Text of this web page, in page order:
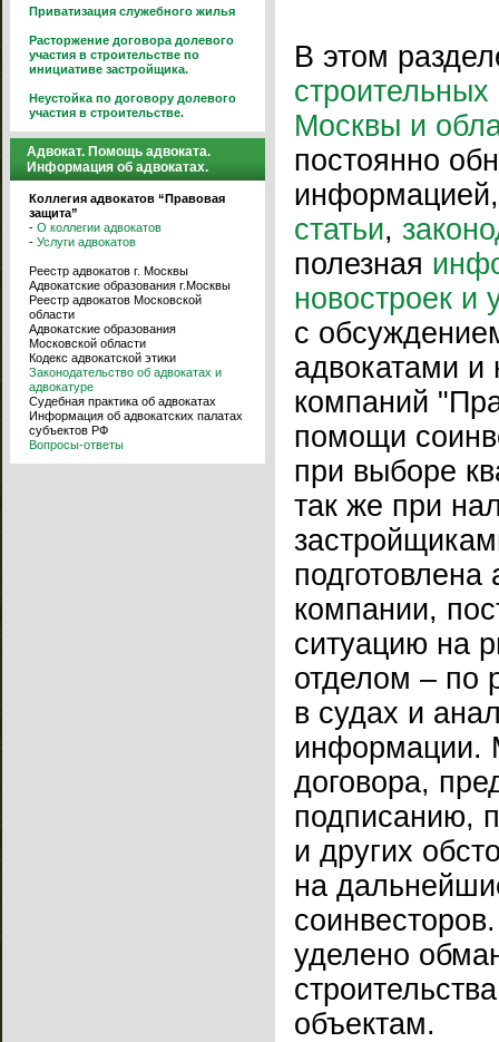
Приватизация служебного жилья
Расторжение договора долевого
участия в строительстве по
инициативе застройщика.
Неустойка по договору долевого
участия в строительстве.
Адвокат. Помощь адвоката.
Информация об адвокатах.
Коллегия адвокатов “Правовая
защита”
- О коллегии адвокатов
- Услуги адвокатов
Реестр адвокатов г. Москвы
Адвокатские образования г.Москвы
Реестр адвокатов Московской
области
Адвокатские образования
Московской области
Кодекс адвокатской этики
Законодательство об адвокатах и
адвокатуре
Судебная практика об адвокатах
Информация об адвокатских палатах
субъектов РФ
Вопросы-ответы
В этом
Москвы и
постоянно
статьи,
полезная
новостроек и
с
адвокатами и
компаний
помощи
при выборе
так же при
компании,
ситуацию на
отделом – по
в судах и
информации.
договора,
подписанию,
и других
на
уделено
объектам.